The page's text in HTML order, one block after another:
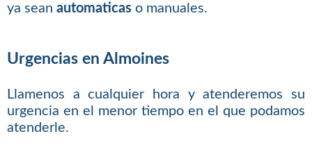
ya sean automaticaso manuales.
Urgencias en Almoines
Llamenos a cualquier hora y atenderemos su
urgencia en el menor tiempo en el que podamos
atenderle.